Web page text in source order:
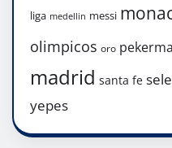
liga medellin messi
olimpicos oro
madrid santa fe
yepes